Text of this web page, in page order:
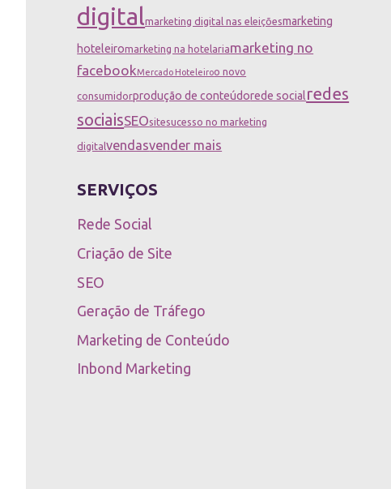
digitalmarketing digital nas eleiçõesmarketing
hoteleiromarketing na hotelariamarketing no
facebookMercado Hoteleiroo novo
consumidorprodução de conteúdorede socialredes
sociaisSEOsitesucesso no marketing
digitalvendasvender mais
SERVIÇOS
Rede Social
Criação de Site
SEO
Geração de Tráfego
Marketing de Conteúdo
Inbond Marketing